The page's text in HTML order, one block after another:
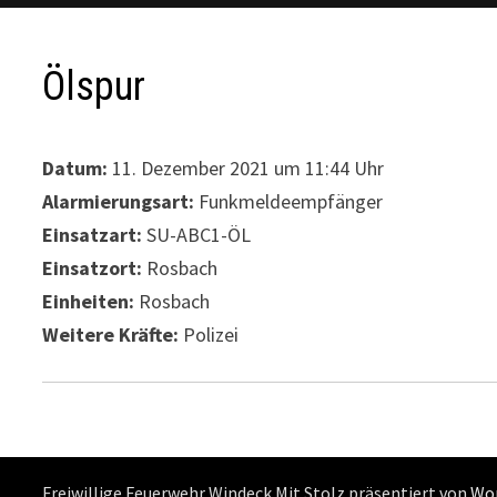
Ölspur
Datum: 11. Dezember 2021 um 11:44 Uhr
Alarmierungsart: Funkmeldeempfänger
Einsatzart: SU-ABC1-ÖL
Einsatzort: Rosbach
Einheiten: Rosbach
Weitere Kräfte: Polizei
Freiwillige Feuerwehr Windeck Mit Stolz präsentiert von